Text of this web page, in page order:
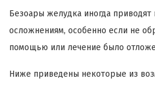
Безоары желудка иногда
осложнениям, особенно если не
помощью или лечение было
Ниже приведены некоторые из